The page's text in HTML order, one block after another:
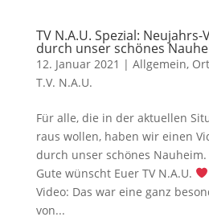
TV N.A.U. Spezial:
durch unser schönes
12. Januar 2021 | Allgemein,
T.V. N.A.U.
Für alle, die in der aktuellen
raus wollen, haben wir einen
durch unser schönes
Gute wünscht Euer TV N.A.U.
Video: Das war eine ganz
von...